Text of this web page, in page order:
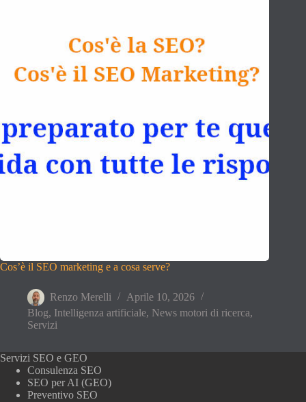
Cos’è il SEO marketing e a cosa serve?
Renzo Merelli
Aprile 10, 2026
Blog, Intelligenza artificiale, News motori di ricerca,
Servizi
Servizi SEO e GEO
Consulenza SEO
SEO per AI (GEO)
Preventivo SEO